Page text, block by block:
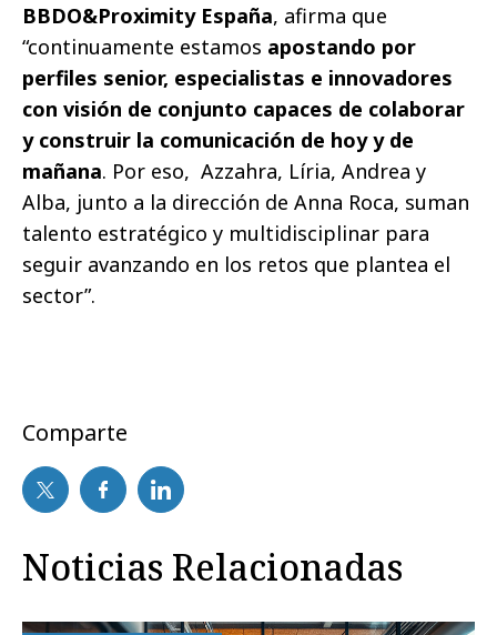
BBDO&Proximity España, afirma que
“continuamente estamos apostando por
perfiles senior, especialistas e innovadores
con visión de conjunto capaces de colaborar
y construir la comunicación de hoy y de
mañana. Por eso, Azzahra, Líria, Andrea y
Alba, junto a la dirección de Anna Roca, suman
talento estratégico y multidisciplinar para
seguir avanzando en los retos que plantea el
sector”.
Comparte
Noticias Relacionadas